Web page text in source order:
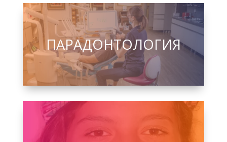
ПАРАДОНТОЛОГИЯ